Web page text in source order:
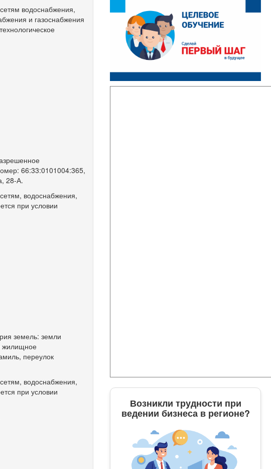
водоснабжения,
и газоснабжения
66:33:0101004:365,
28-А.
водоснабжения,
при условии
земель: земли
жилищное
переулок
водоснабжения,
при условии
Возникли трудности при
ведении бизнеса в регионе?